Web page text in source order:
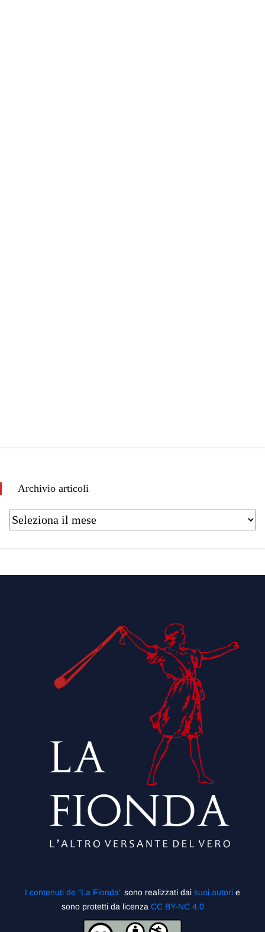
Archivio articoli
I contenuti de “La Fionda” sono realizzati dai suoi autori e
sono protetti da licenza CC BY-NC 4.0